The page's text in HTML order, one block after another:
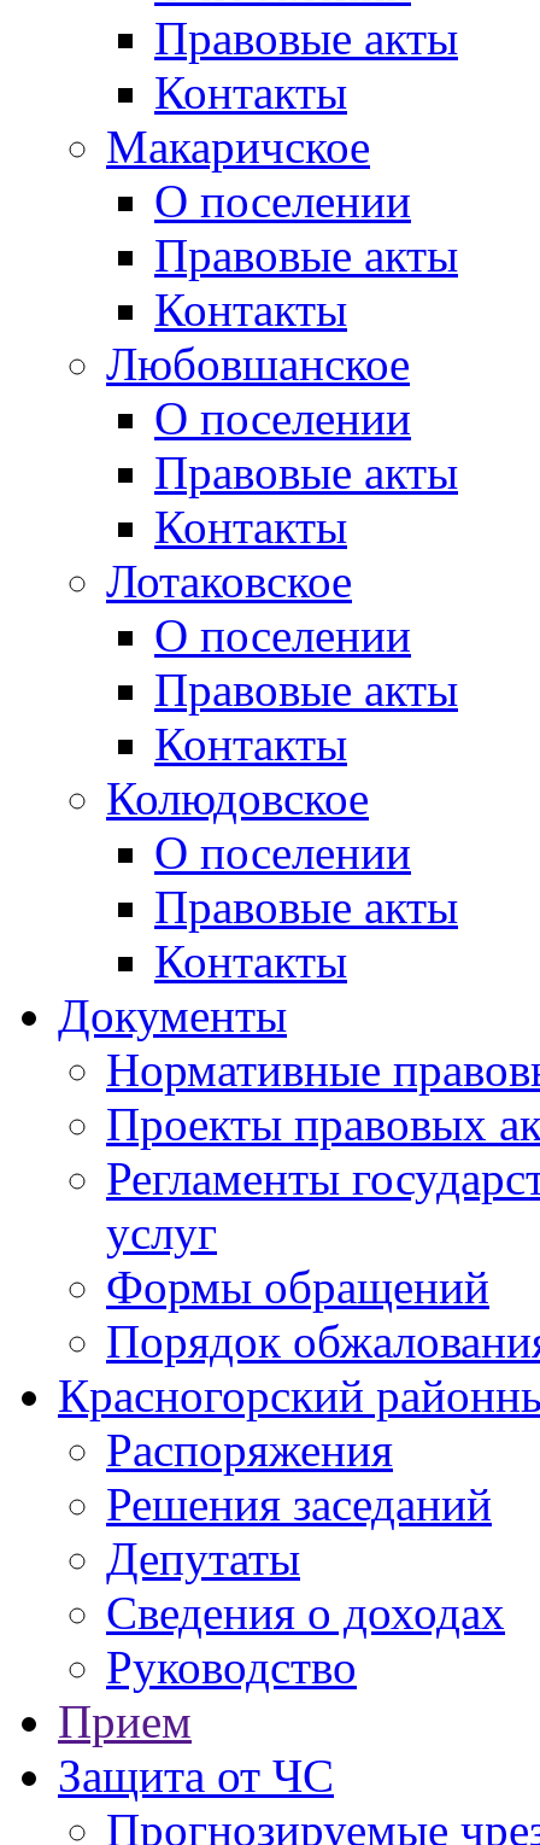
Правовые акты
Контакты
Макаричское
О поселении
Правовые акты
Контакты
Любовшанское
О поселении
Правовые акты
Контакты
Лотаковское
О поселении
Правовые акты
Контакты
Колюдовское
О поселении
Правовые акты
Контакты
Документы
Нормативные
Проекты правовых
Регламенты
услуг
Формы обращений
Порядок
Красногорский
Распоряжения
Решения заседаний
Депутаты
Сведения о доходах
Руководство
Прием
Защита от ЧС
Прогнозируемые